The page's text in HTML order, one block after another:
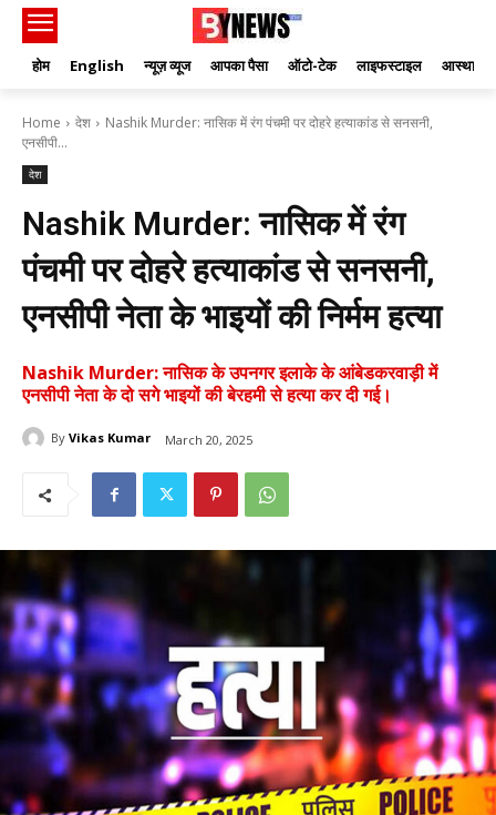
होम English न्यूज़ व्यूज आपका पैसा ऑटो-टेक लाइफस्टाइल आस्था
Home देश
Nashik Murder: नासिक में रंग पंचमी पर दोहरे हत्याकांड से सनसनी,
एनसीपी...
देश
Nashik Murder: नासिक में रंग
पंचमी पर दोहरे हत्याकांड से सनसनी,
एनसीपी नेता के भाइयों की निर्मम हत्या
Nashik Murder: नासिक के उपनगर इलाके के आंबेडकरवाड़ी में
एनसीपी नेता के दो सगे भाइयों की बेरहमी से हत्या कर दी गई।
By Vikas Kumar March 20, 2025